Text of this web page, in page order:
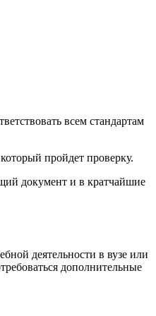
всем стандартам
пройдет проверку.
документ и в кратчайшие
деятельности в вузе или
дополнительные